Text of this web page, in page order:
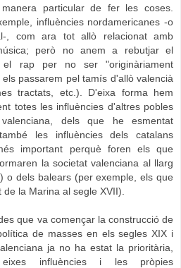
particular de fer les coses.
influències nordamericanes -o
, com ara tot allò relacionat amb
però no anem a rebutjar el
rap per no ser "originàriament
passarem pel tamís d'allò valencià
tractats, etc.). D'eixa forma hem
totes les influències d'altres pobles
dels que he esmentat
les influències dels catalans
important perquè foren els que
la societat valenciana al llarg
o dels balears (per exemple, els que
la Marina al segle XVII).
que va començar la construcció de
de masses en els segles XIX i
ja no ha estat la prioritària,
influències i les pròpies